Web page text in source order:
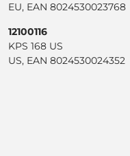
EU, EAN 8024530023768
12100116
KPS 168 US
US, EAN 8024530024352